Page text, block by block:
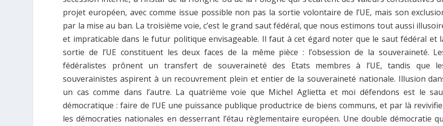
projet européen, avec comme issue possible non pas la sortie volontaire de l’UE, mais son
par la mise au ban. La troisième voie, c’est le grand saut fédéral, que nous estimons tout aussi
et impraticable dans le futur politique envisageable. Il faut à cet égard noter que le saut fédéral et
sortie de l’UE constituent les deux faces de la même pièce : l’obsession de la souveraineté.
fédéralistes prônent un transfert de souveraineté des Etats membres à l’UE, tandis que
souverainistes aspirent à un recouvrement plein et entier de la souveraineté nationale. Illusion
un cas comme dans l’autre. La quatrième voie que Michel Aglietta et moi défendons est le
démocratique : faire de l’UE une puissance publique productrice de biens communs, et par là
les démocraties nationales en desserrant l’étau règlementaire européen. Une double démocratie